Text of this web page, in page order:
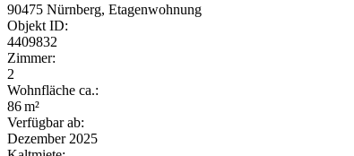
90475 Nürnberg, Etagenwohnung
Objekt ID:
4409832
Zimmer:
2
Wohnfläche ca.:
86 m²
Verfügbar ab:
Dezember 2025